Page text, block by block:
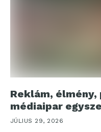
Reklám,
médiaipar
JÚLIUS 29, 2026